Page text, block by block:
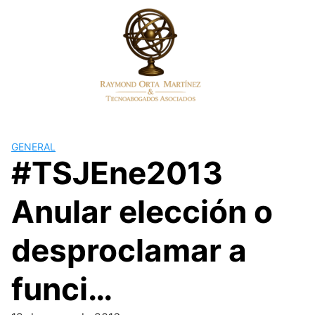
GENERAL
#TSJEne2013
Anular elección o
desproclamar a
funci…